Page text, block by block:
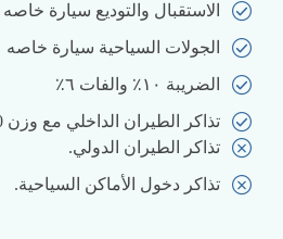
الاستقبال والتوديع سيارة خاصه
الجولات السياحية سيارة خاصه
الضريبة ١٠٪ والفات ٦٪
تذاكر الطيران الداخلي مع وزن 20 كيلو لكل شخص
تذاكر الطيران الدولي.
تذاكر دخول الأماكن السياحية.